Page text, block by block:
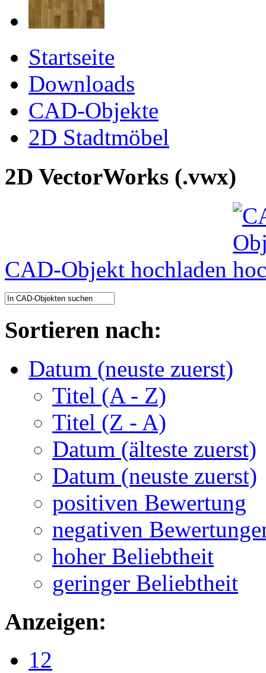
Startseite
Downloads
CAD-Objekte
2D Stadtmöbel
2D VectorWorks (.vwx)
CAD-Objekt hochladen
Sortieren nach:
Datum (neuste zuerst)
Titel (A - Z)
Titel (Z - A)
Datum (älteste zuerst)
Datum (neuste zuerst)
positiven Bewertung
negativen
hoher Beliebtheit
geringer Beliebtheit
Anzeigen:
12